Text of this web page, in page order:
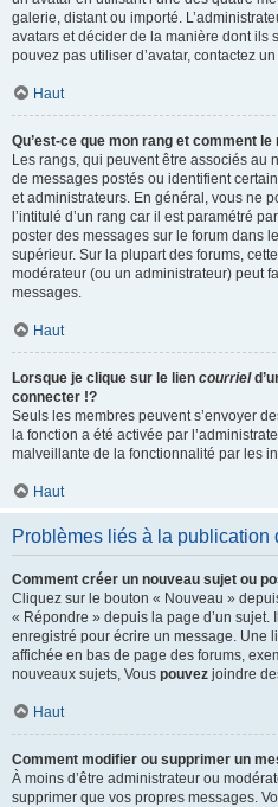
galerie, distant ou importé.
avatars et décider de la manière dont ils
pouvez pas utiliser d’avatar, contactez
Haut
Qu’est-ce que mon rang et comment le
Les rangs, qui peuvent être associés au
de messages postés ou identifient
et administrateurs. En général, vous ne
l’intitulé d’un rang car il est paramétré
poster des messages sur le forum dans
supérieur. Sur la plupart des forums,
modérateur (ou un administrateur) peut
messages.
Haut
Lorsque je clique sur le lien courriel
connecter !?
Seuls les membres peuvent s’envoyer
la fonction a été activée par
malveillante de la fonctionnalité par les
Haut
Problèmes liés à la publication
Comment créer un nouveau sujet ou
Cliquez sur le bouton « Nouveau »
« Répondre » depuis la page d’un sujet.
enregistré pour écrire un message. Une
affichée en bas de page des forums,
nouveaux sujets, Vous pouvez joindre
Haut
Comment modifier ou supprimer un
À moins d’être administrateur ou
supprimer que vos propres messages.